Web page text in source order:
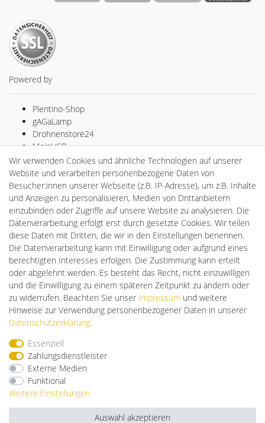
Powered by
Plentino-Shop
gAGaLamp
Drohnenstore24
MeinUSB
Batteriespeicher
PlentiSolar
LED-RETROSHOP
Ledkauf
DEYESOLAR
Lightech Connect
CardanLight Europe
FORTIMO LEDs
Cardanlight-Shop
Wallbox24
Impressum Daten­schutz­erklärung AGB
Barrierefreiheitserklärung
Wir verwenden Cookies und ähnliche Technologien auf unserer
Website und verarbeiten personenbezogene Daten von
Besucher:innen unserer Webseite (z.B. IP-Adresse), um z.B. Inhalte
und Anzeigen zu personalisieren, Medien von Drittanbietern
einzubinden oder Zugriffe auf unsere Website zu analysieren. Die
Datenverarbeitung erfolgt erst durch gesetzte Cookies. Wir teilen
diese Daten mit Dritten, die wir in den Einstellungen benennen.
Die Datenverarbeitung kann mit Einwilligung oder aufgrund eines
berechtigten Interesses erfolgen. Die Zustimmung kann erteilt
oder abgelehnt werden. Es besteht das Recht, nicht einzuwilligen
und die Einwilligung zu einem späteren Zeitpunkt zu ändern oder
zu widerrufen. Beachten Sie unser Impressum und weitere
Hinweise zur Verwendung personenbezogener Daten in unserer
Daten­schutz­erklärung.
Essenziell
Zahlungsdienstleister
Externe Medien
Funktional
Weitere Einstellungen
Auswahl akzeptieren